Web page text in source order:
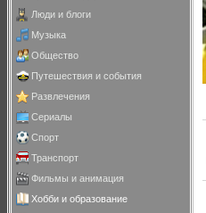
Люди и блоги
Музыка
Общество
Путешествия и события
Развлечения
Сериалы
Спорт
Транспорт
Фильмы и анимация
Хобби и образование